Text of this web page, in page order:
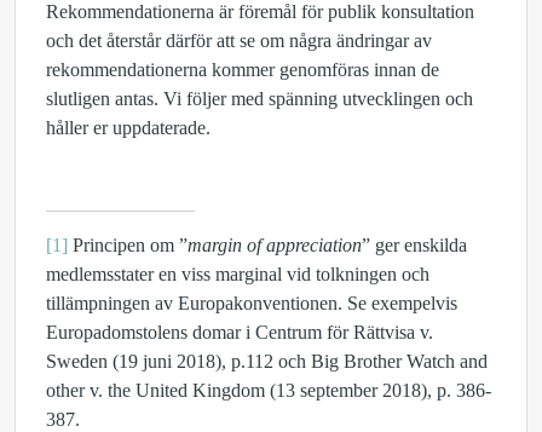
Rekommendationerna är föremål för publik konsultation
och det återstår därför att se om några ändringar av
rekommendationerna kommer genomföras innan de
slutligen antas. Vi följer med spänning utvecklingen och
håller er uppdaterade.
[1] Principen om ”margin of appreciation” ger enskilda
medlemsstater en viss marginal vid tolkningen och
tillämpningen av Europakonventionen. Se exempelvis
Europadomstolens domar i Centrum för Rättvisa v.
Sweden (19 juni 2018), p.112 och Big Brother Watch and
other v. the United Kingdom (13 september 2018), p. 386-
387.